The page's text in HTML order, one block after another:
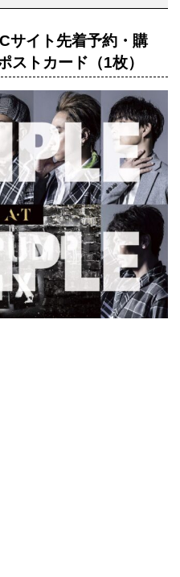
サイト先着予約・購
ストカード（1枚）